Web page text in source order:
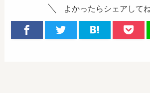
よかったらシェアしてね